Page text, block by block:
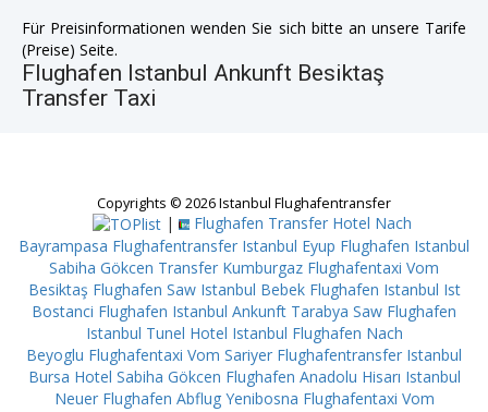
Für Preisinformationen wenden Sie sich bitte an unsere Tarife
(Preise) Seite.
Flughafen Istanbul Ankunft Besiktaş
Transfer Taxi
Copyrights © 2026 Istanbul Flughafentransfer
|
Flughafen Transfer Hotel Nach
Bayrampasa Flughafentransfer Istanbul Eyup Flughafen Istanbul
Sabiha Gökcen Transfer Kumburgaz Flughafentaxi Vom
Besiktaş Flughafen Saw Istanbul Bebek Flughafen Istanbul Ist
Bostanci Flughafen Istanbul Ankunft Tarabya Saw Flughafen
Istanbul Tunel Hotel Istanbul Flughafen Nach
Beyoglu Flughafentaxi Vom Sariyer Flughafentransfer Istanbul
Bursa Hotel Sabiha Gökcen Flughafen Anadolu Hisarı Istanbul
Neuer Flughafen Abflug Yenibosna Flughafentaxi Vom